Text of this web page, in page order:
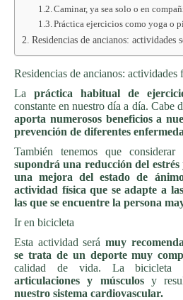
Caminar, ya sea solo o en
Práctica ejercicios como yoga o
Residencias de ancianos: actividades
Residencias de ancianos: actividades
La práctica habitual de
constante en nuestro día a día. Cabe
aporta numerosos beneficios a
prevención de diferentes
También tenemos que considerar
supondrá una reducción del estrés
una mejora del estado de
actividad física que se adapte a
las que se encuentre la persona
Ir en bicicleta
Esta actividad será muy
se trata de un deporte muy
calidad de vida. La bicicleta
articulaciones y músculosy
nuestro sistema cardiovascular.